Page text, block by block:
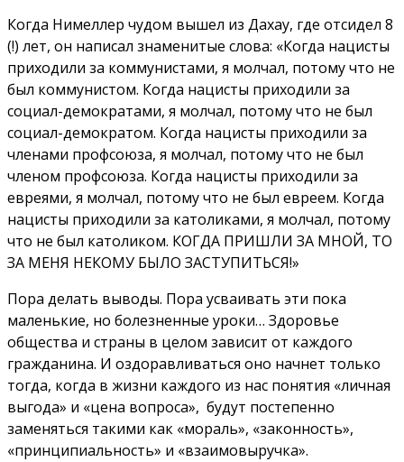
Когда Нимеллер чудом вышел из Дахау, где отсидел 8
(!) лет, он написал знаменитые слова: «Когда нацисты
приходили за коммунистами, я молчал, потому что не
был коммунистом. Когда нацисты приходили за
социал-демократами, я молчал, потому что не был
социал-демократом. Когда нацисты приходили за
членами профсоюза, я молчал, потому что не был
членом профсоюза. Когда нацисты приходили за
евреями, я молчал, потому что не был евреем. Когда
нацисты приходили за католиками, я молчал, потому
что не был католиком. КОГДА ПРИШЛИ ЗА МНОЙ, ТО
ЗА МЕНЯ НЕКОМУ БЫЛО ЗАСТУПИТЬСЯ!»
Пора делать выводы. Пора усваивать эти пока
маленькие, но болезненные уроки… Здоровье
общества и страны в целом зависит от каждого
гражданина. И оздоравливаться оно начнет только
тогда, когда в жизни каждого из нас понятия «личная
выгода» и «цена вопроса», будут постепенно
заменяться такими как «мораль», «законность»,
«принципиальность» и «взаимовыручка».